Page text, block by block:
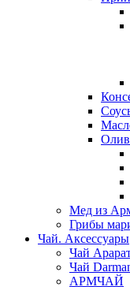
Мед из
Грибы
Чай. Аксессуары
Чай
Чай
АРМЧАЙ